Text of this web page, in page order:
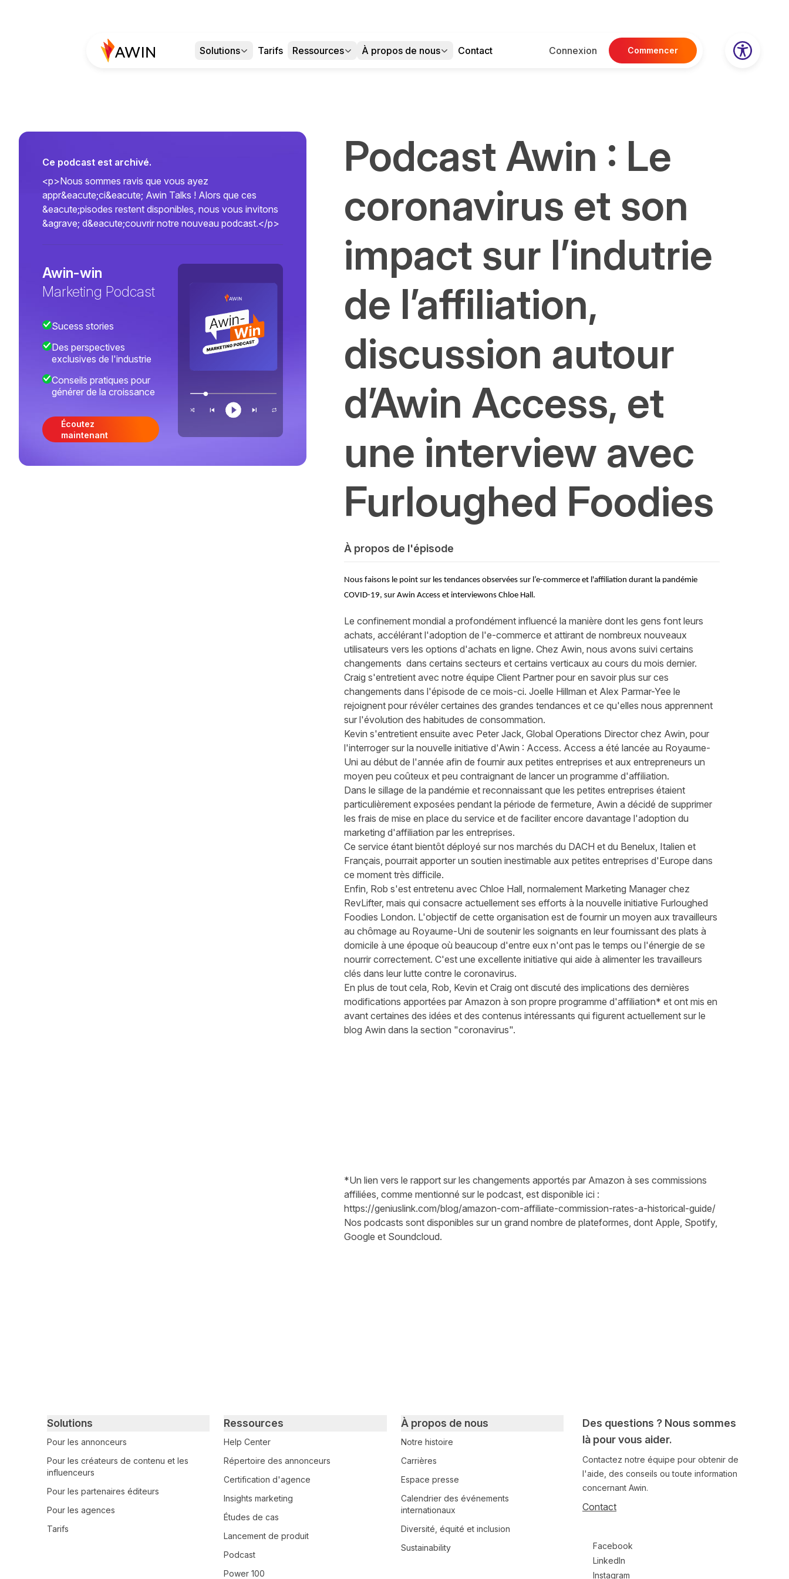
Solutions Tarifs Ressources À propos de nous Contact Connexion Commencer
Ce podcast est archivé.
<p>Nous sommes ravis que vous ayez
appr&eacute;ci&eacute; Awin Talks ! Alors que ces
&eacute;pisodes restent disponibles, nous vous invitons
&agrave; d&eacute;couvrir notre nouveau podcast.</p>
Awin-win
Marketing Podcast
Sucess stories
Des perspectives
exclusives de l'industrie
Conseils pratiques pour
générer de la croissance
Écoutez
maintenant
Podcast Awin : Le
coronavirus et son
impact sur l’indutrie
de l’affiliation,
discussion autour
d’Awin Access, et
une interview avec
Furloughed Foodies
À propos de l'épisode
Nous faisons le point sur les tendances observées sur l’e-commerce et l'affiliation durant la pandémie
COVID-19, sur Awin Access et interviewons Chloe Hall.
Le confinement mondial a profondément influencé la manière dont les gens font leurs
achats, accélérant l'adoption de l'e-commerce et attirant de nombreux nouveaux
utilisateurs vers les options d'achats en ligne. Chez Awin, nous avons suivi certains
changements dans certains secteurs et certains verticaux au cours du mois dernier.
Craig s'entretient avec notre équipe Client Partner pour en savoir plus sur ces
changements dans l'épisode de ce mois-ci. Joelle Hillman et Alex Parmar-Yee le
rejoignent pour révéler certaines des grandes tendances et ce qu'elles nous apprennent
sur l'évolution des habitudes de consommation.
Kevin s'entretient ensuite avec Peter Jack, Global Operations Director chez Awin, pour
l'interroger sur la nouvelle initiative d'Awin : Access. Access a été lancée au Royaume-
Uni au début de l'année afin de fournir aux petites entreprises et aux entrepreneurs un
moyen peu coûteux et peu contraignant de lancer un programme d'affiliation.
Dans le sillage de la pandémie et reconnaissant que les petites entreprises étaient
particulièrement exposées pendant la période de fermeture, Awin a décidé de supprimer
les frais de mise en place du service et de faciliter encore davantage l'adoption du
marketing d'affiliation par les entreprises.
Ce service étant bientôt déployé sur nos marchés du DACH et du Benelux, Italien et
Français, pourrait apporter un soutien inestimable aux petites entreprises d'Europe dans
ce moment très difficile.
Enfin, Rob s'est entretenu avec Chloe Hall, normalement Marketing Manager chez
RevLifter, mais qui consacre actuellement ses efforts à la nouvelle initiative Furloughed
Foodies London. L'objectif de cette organisation est de fournir un moyen aux travailleurs
au chômage au Royaume-Uni de soutenir les soignants en leur fournissant des plats à
domicile à une époque où beaucoup d'entre eux n'ont pas le temps ou l'énergie de se
nourrir correctement. C'est une excellente initiative qui aide à alimenter les travailleurs
clés dans leur lutte contre le coronavirus.
En plus de tout cela, Rob, Kevin et Craig ont discuté des implications des dernières
modifications apportées par Amazon à son propre programme d'affiliation* et ont mis en
avant certaines des idées et des contenus intéressants qui figurent actuellement sur le
blog Awin dans la section "coronavirus".
*Un lien vers le rapport sur les changements apportés par Amazon à ses commissions
affiliées, comme mentionné sur le podcast, est disponible ici :
https://geniuslink.com/blog/amazon-com-affiliate-commission-rates-a-historical-guide/
Nos podcasts sont disponibles sur un grand nombre de plateformes, dont Apple, Spotify,
Google et Soundcloud.
Des questions ? Nous sommes
là pour vous aider.
Contactez notre équipe pour obtenir de
l'aide, des conseils ou toute information
concernant Awin.
Contact
Facebook
LinkedIn
Instagram
Primary footer navigation
Solutions
Pour les annonceurs
Pour les créateurs de contenu et les
influenceurs
Pour les partenaires éditeurs
Pour les agences
Tarifs
Ressources
Help Center
Répertoire des annonceurs
Certification d'agence
Insights marketing
Études de cas
Lancement de produit
Podcast
Power 100
À propos de nous
Notre histoire
Carrières
Espace presse
Calendrier des événements
internationaux
Diversité, équité et inclusion
Sustainability